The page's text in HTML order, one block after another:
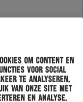
om content en
voor social
te analyseren.
van onze site met
en analyse.